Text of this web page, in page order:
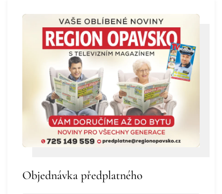
Objednávka předplatného